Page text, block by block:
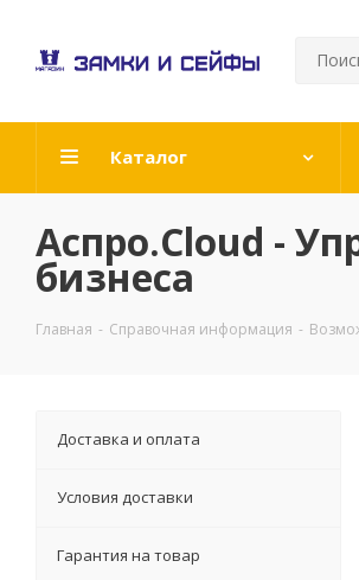
Каталог
Аспро.Cloud -
бизнеса
Главная - Справочная информация -
Доставка и оплата
Условия доставки
Гарантия на товар